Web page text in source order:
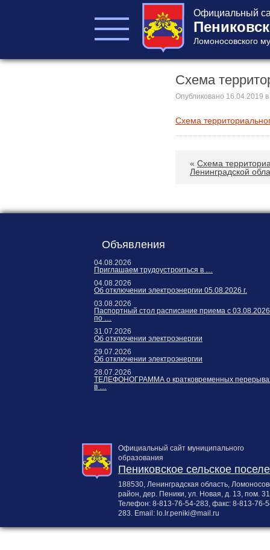
Официальный
Ломоносовского
Онлайн-обращения
Пеники, ул. Новая, д. 13,
Схема
Опубликовано 16.04.2019
Схема
« Схема
Ленинградской
Объявления
04.08.2026
Приглашаем трудоустроиться в …
04.08.2026
Об отключении электроэнергии 05.08.2026 г.
03.08.2026
Паспортный стол расписание приема с 03.08.2026
по …
31.07.2026
Об отключении электроэнергии
29.07.2026
Об отключении электроэнергии
28.07.2026
ТЕЛЕФОНОГРАММА о кратковременных
в …
Официальный сайт муниципального
образования
Пениковское сельское
188530, Ленинградская область,
район, дер. Пеники, ул. Новая, д. 13, пом. 31
Телефон: 8-813-76-54-283, факс: 8-813-76-
283. Email: lo.lr.peniki@mail.ru